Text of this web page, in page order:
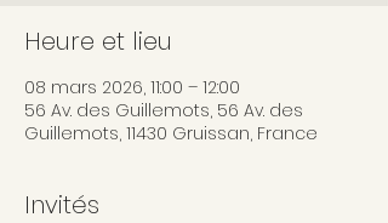
Heure et lieu
08 mars 2026, 11:00 – 12:00
56 Av. des Guillemots, 56 Av. des
Guillemots, 11430 Gruissan, France
Invités